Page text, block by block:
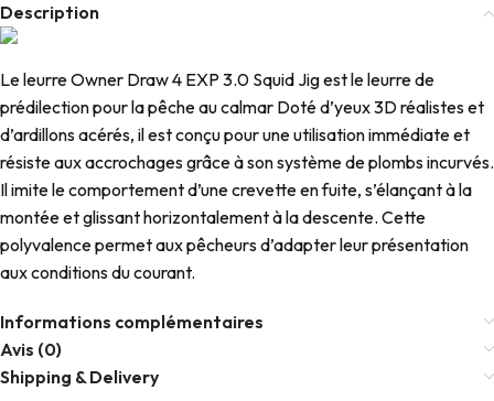
Description
Le leurre Owner Draw 4 EXP 3.0 Squid Jig est le leurre de
prédilection pour la pêche au calmar Doté d’yeux 3D réalistes et
d’ardillons acérés, il est conçu pour une utilisation immédiate et
résiste aux accrochages grâce à son système de plombs incurvés.
Il imite le comportement d’une crevette en fuite, s’élançant à la
montée et glissant horizontalement à la descente. Cette
polyvalence permet aux pêcheurs d’adapter leur présentation
aux conditions du courant.
Informations complémentaires
Avis (0)
Shipping & Delivery